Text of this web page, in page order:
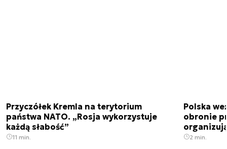
Przyczółek Kremla na terytorium
państwa NATO. „Rosja wykorzystuje
każdą słabość”
11 min.
Polska
obronie
2 min.